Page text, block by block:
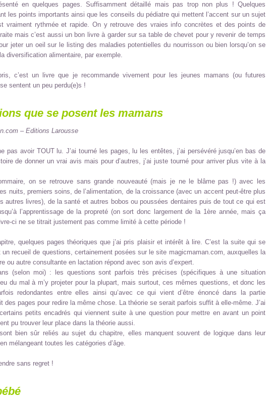
en quelques pages. Suffisamment détaillé mais pas trop non plus ! Quelques
les points importants ainsi que les conseils du pédiatre qui mettent l’accent sur un sujet
vraiment rythmée et rapide. On y retrouve des vraies info concrètes et des points de
mais c’est aussi un bon livre à garder sur sa table de chevet pour y revenir de temps
jeter un oeil sur le listing des maladies potentielles du nourrisson ou bien lorsqu’on se
diversification alimentaire, par exemple.
c’est un livre que je recommande vivement pour les jeunes mamans (ou futures
sentent un peu perdu(e)s !
que se posent les mamans
– Editions Larousse
pas avoir TOUT lu. J’ai tourné les pages, lu les entêtes, j’ai persévéré jusqu’en bas de
de donner un vrai avis mais pour d’autres, j’ai juste tourné pour arriver plus vite à la
on se retrouve sans grande nouveauté (mais je ne le blâme pas !) avec les
nuits, premiers soins, de l’alimentation, de la croissance (avec un accent peut-être plus
autres livres), de la santé et autres bobos ou poussées dentaires puis de tout ce qui est
l’apprentissage de la propreté (on sort donc largement de la 1ère année, mais ça
ci ne se titrait justement pas comme limité à cette période !
quelques pages théoriques que j’ai pris plaisir et intérêt à lire. C’est la suite qui se
recueil de questions, certainement posées sur le site magicmaman.com, auxquelles la
ou autre consultante en lactation répond avec son avis d’expert.
(selon moi) : les questions sont parfois très précises (spécifiques à une situation
du mal à m’y projeter pour la plupart, mais surtout, ces mêmes questions, et donc les
redondantes entre elles ainsi qu’avec ce qui vient d’être énoncé dans la partie
des pages pour redire la même chose. La théorie se serait parfois suffit à elle-même. J’ai
petits encadrés qui viennent suite à une question pour mettre en avant un point
pu trouver leur place dans la théorie aussi.
bien sûr reliés au sujet du chapitre, elles manquent souvent de logique dans leur
mélangeant toutes les catégories d’âge.
sans regret !